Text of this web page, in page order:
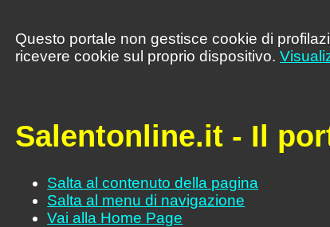
Questo portale non gestisce cookie di
ricevere cookie sul proprio dispositivo.
Salentonline.it - Il
Salta al contenuto della pagina
Salta al menu di navigazione
Vai alla Home Page